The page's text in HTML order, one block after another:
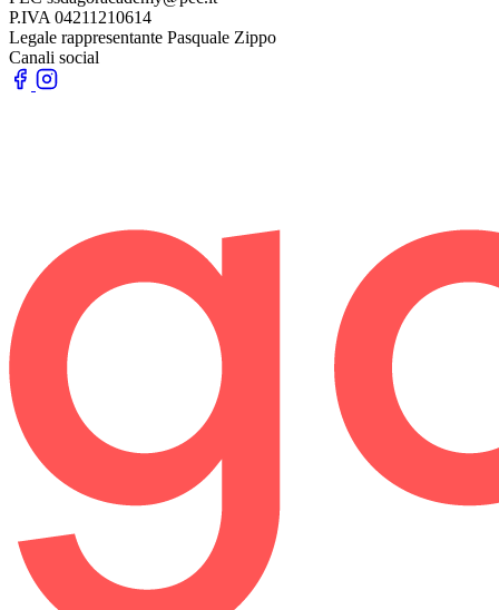
P.IVA 04211210614
Legale rappresentante Pasquale Zippo
Canali social